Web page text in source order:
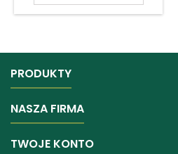
PRODUKTY
NASZA FIRMA
TWOJE KONTO